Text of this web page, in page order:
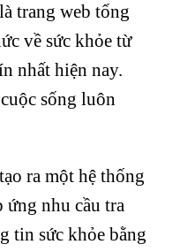
trang web tổng
về sức khỏe từ
nhất hiện nay.
sống luôn
ra một hệ thống
ứng nhu cầu tra
tin sức khỏe bằng